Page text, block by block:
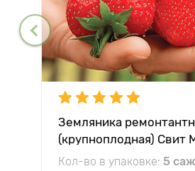
Земляника
(крупноплодная) Свит
Кол-во в упаковке: 5 саж